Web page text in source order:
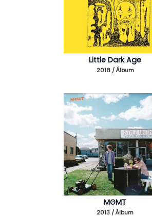
Little Dark Age
2018 / Álbum
MGMT
2013 / Álbum